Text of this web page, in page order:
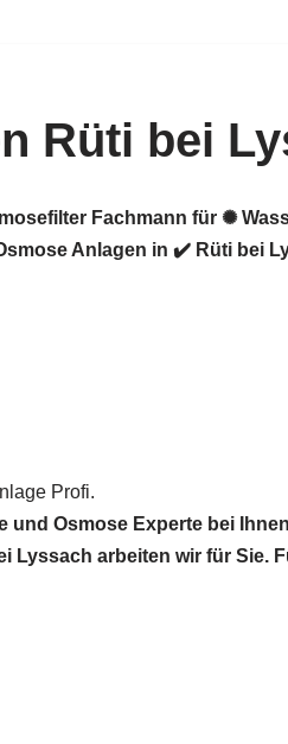
Rüti bei
Fachmann für ✺
Anlagen in ✔️ Rüti bei
Profi.
und Osmose Experte bei
Lyssach arbeiten wir für